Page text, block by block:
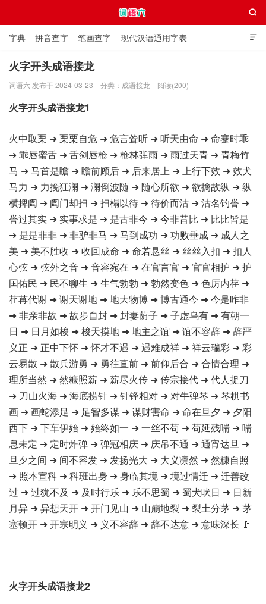

字典 拼音查字 笔画查字 现代汉语通用字表
通用规范汉字表 叠字大全

火字开头成语接龙
词语六 发布于 2024-03-23 分类： 成语接龙 阅读(200)
火字开头成语接龙1
火中取栗 ➜ 栗栗自危 ➜ 危言耸听 ➜ 听天由命 ➜ 命蹇时乖
➜ 乖唇蜜舌 ➜ 舌剑唇枪 ➜ 枪林弹雨 ➜ 雨过天青 ➜ 青梅竹
马 ➜ 马首是瞻 ➜ 瞻前顾后 ➜ 后来居上 ➜ 上行下效 ➜ 效犬
马力 ➜ 力挽狂澜 ➜ 澜倒波随 ➜ 随心所欲 ➜ 欲擒故纵 ➜ 纵
横捭阖 ➜ 阖门却扫 ➜ 扫榻以待 ➜ 待价而沽 ➜ 沽名钓誉 ➜
誉过其实 ➜ 实事求是 ➜ 是古非今 ➜ 今非昔比 ➜ 比比皆是
➜ 是是非非 ➜ 非驴非马 ➜ 马到成功 ➜ 功败垂成 ➜ 成人之
美 ➜ 美不胜收 ➜ 收回成命 ➜ 命若悬丝 ➜ 丝丝入扣 ➜ 扣人
心弦 ➜ 弦外之音 ➜ 音容宛在 ➜ 在官言官 ➜ 官官相护 ➜ 护
国佑民 ➜ 民不聊生 ➜ 生气勃勃 ➜ 勃然变色 ➜ 色厉内荏 ➜
荏苒代谢 ➜ 谢天谢地 ➜ 地大物博 ➜ 博古通今 ➜ 今是昨非
➜ 非亲非故 ➜ 故步自封 ➜ 封妻荫子 ➜ 子虚乌有 ➜ 有朝一
日 ➜ 日月如梭 ➜ 梭天摸地 ➜ 地主之谊 ➜ 谊不容辞 ➜ 辞严
义正 ➜ 正中下怀 ➜ 怀才不遇 ➜ 遇难成祥 ➜ 祥云瑞彩 ➜ 彩
云易散 ➜ 散兵游勇 ➜ 勇往直前 ➜ 前仰后合 ➜ 合情合理 ➜
理所当然 ➜ 然糠照薪 ➜ 薪尽火传 ➜ 传宗接代 ➜ 代人捉刀
➜ 刀山火海 ➜ 海底捞针 ➜ 针锋相对 ➜ 对牛弹琴 ➜ 琴棋书
画 ➜ 画蛇添足 ➜ 足智多谋 ➜ 谋财害命 ➜ 命在旦夕 ➜ 夕阳
西下 ➜ 下车伊始 ➜ 始终如一 ➜ 一丝不苟 ➜ 苟延残喘 ➜ 喘
息未定 ➜ 定时炸弹 ➜ 弹冠相庆 ➜ 庆吊不通 ➜ 通宵达旦 ➜
旦夕之间 ➜ 间不容发 ➜ 发扬光大 ➜ 大义凛然 ➜ 然糠自照
➜ 照本宣科 ➜ 科班出身 ➜ 身临其境 ➜ 境过情迁 ➜ 迁善改
过 ➜ 过犹不及 ➜ 及时行乐 ➜ 乐不思蜀 ➜ 蜀犬吠日 ➜ 日新
月异 ➜ 异想天开 ➜ 开门见山 ➜ 山崩地裂 ➜ 裂土分茅 ➜ 茅
塞顿开 ➜ 开宗明义 ➜ 义不容辞 ➜ 辞不达意 ➜ 意味深长 🚩
火字开头成语接龙2